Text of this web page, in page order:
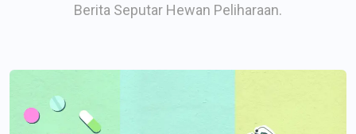
Berita Seputar Hewan Peliharaan.